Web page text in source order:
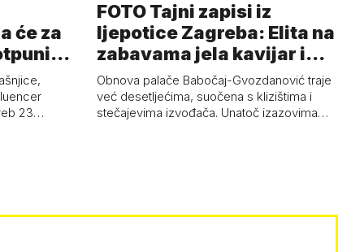
će za
23…
FOTO Tajni zapisi iz
ljepotice Zagreba: Elita na
zabavama jela kavijar i
pud…
Obnova palače Babočaj-Gvozdanović traje
već desetljećima, suočena s klizištima i
stečajevima izvođača. Unatoč izazovima…